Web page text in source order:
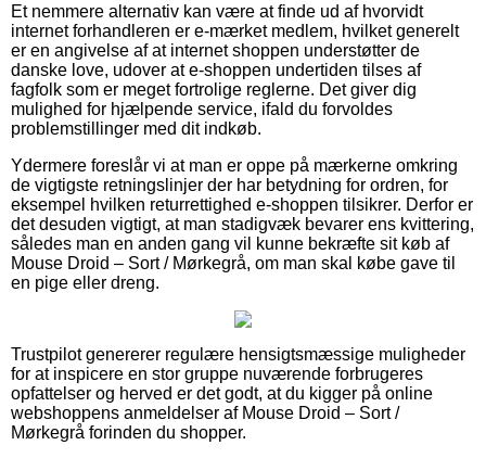
Et nemmere alternativ kan være at finde ud af hvorvidt
internet forhandleren er e-mærket medlem, hvilket generelt
er en angivelse af at internet shoppen understøtter de
danske love, udover at e-shoppen undertiden tilses af
fagfolk som er meget fortrolige reglerne. Det giver dig
mulighed for hjælpende service, ifald du forvoldes
problemstillinger med dit indkøb.
Ydermere foreslår vi at man er oppe på mærkerne omkring
de vigtigste retningslinjer der har betydning for ordren, for
eksempel hvilken returrettighed e-shoppen tilsikrer. Derfor er
det desuden vigtigt, at man stadigvæk bevarer ens kvittering,
således man en anden gang vil kunne bekræfte sit køb af
Mouse Droid – Sort / Mørkegrå, om man skal købe gave til
en pige eller dreng.
Trustpilot genererer regulære hensigtsmæssige muligheder
for at inspicere en stor gruppe nuværende forbrugeres
opfattelser og herved er det godt, at du kigger på online
webshoppens anmeldelser af Mouse Droid – Sort /
Mørkegrå forinden du shopper.